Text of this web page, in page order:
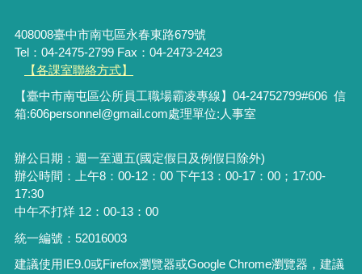
408008臺中市南屯區永春東路679號
Tel：04-2475-2799 Fax：04-2473-2423
【各課室聯絡方式】
【臺中市南屯區公所員工職場霸凌專線】04-24752799#606 信
箱:606personnel@gmail.com處理單位:人事室
辦公日期：週一至週五(國定假日及例假日除外)
辦公時間：上午8：00-12：00 下午13：00-17：00；17:00-
17:30
中午不打烊 12：00-13：00
統一編號：52016003
建議使用IE9.0或Firefox瀏覽器或Google Chrome瀏覽器，建議